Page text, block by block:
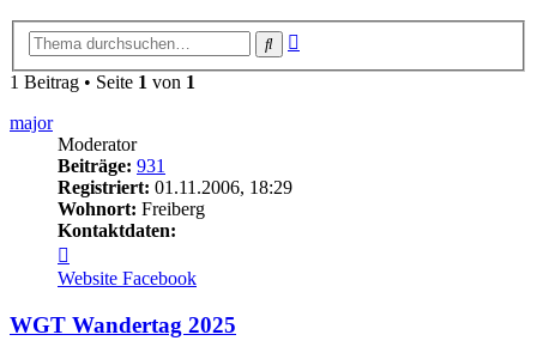
Suche
1 Beitrag • Seite 1 von 1
major
Moderator
Beiträge: 931
Registriert: 01.11.2006, 18:29
Wohnort: Freiberg
Kontaktdaten:
von
major
Website Facebook
WGT Wandertag 2025